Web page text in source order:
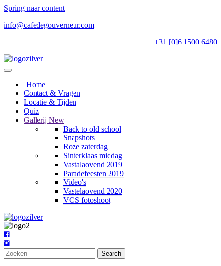
Spring naar content
info@cafedegouverneur.com
+31 [0]6 1500 6480
Home
Contact & Vragen
Locatie & Tijden
Quiz
Gallerij New
Back to old school
Snapshots
Roze zaterdag
Sinterklaas middag
Vastalaovend 2019
Paradefeesten 2019
Video's
Vastelaovend 2020
VOS fotoshoot
Search